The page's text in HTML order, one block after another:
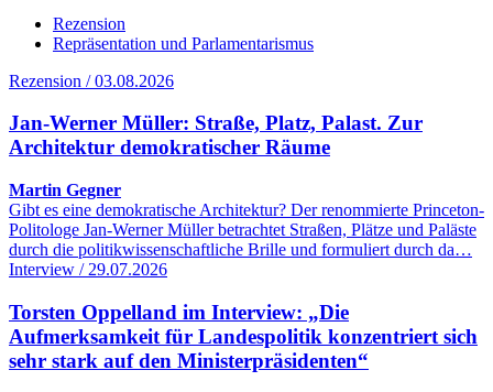
Rezension
Repräsentation und Parlamentarismus
Rezension / 03.08.2026
Jan-Werner Müller: Straße, Platz, Palast. Zur
Architektur demokratischer Räume
Martin Gegner
Gibt es eine demokratische Architektur? Der renommierte Princeton-
Politologe Jan-Werner Müller betrachtet Straßen, Plätze und Paläste
durch die politikwissenschaftliche Brille und formuliert durch da…
Interview / 29.07.2026
Torsten Oppelland im Interview: „Die
Aufmerksamkeit für Landespolitik konzentriert sich
sehr stark auf den Ministerpräsidenten“